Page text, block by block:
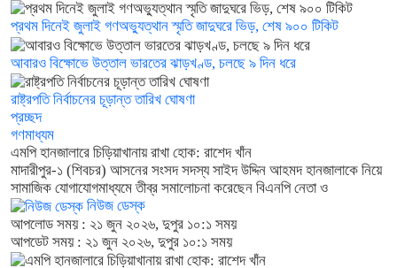
প্রচ্ছদ
গণমাধ্যম
এমপি হানজালারে চিড়িয়াখানায় রাখা হোক: রাশেদ খাঁন
মাদারীপুর-১ (শিবচর) আসনের সংসদ সদস্য সাইদ উদ্দিন আহমদ হানজালাকে নিয়ে
সামাজিক যোগাযোগমাধ্যমে তীব্র সমালোচনা করেছেন বিএনপি নেতা ও
নিউজ ডেস্ক
আপলোড সময় : ২১ জুন ২০২৬, দুপুর ১০:১ সময়
আপডেট সময় : ২১ জুন ২০২৬, দুপুর ১০:১ সময়
প্রথম দিনেই জুলাই গণঅভ্যুত্থান স্মৃতি জাদুঘরে ভিড়, শেষ ৯০০ টিকিট
আবারও বিক্ষোভে উত্তাল ভারতের ঝাড়খণ্ড, চলছে ৯ দিন ধরে
রাষ্ট্রপতি নির্বাচনের চূড়ান্ত তারিখ ঘোষণা